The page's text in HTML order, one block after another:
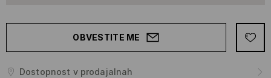
OBVESTITE ME
Dostopnost v prodajalnah